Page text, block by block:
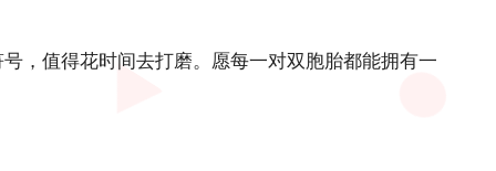
，值得花时间去打磨。愿每一对双胞胎都能拥有一